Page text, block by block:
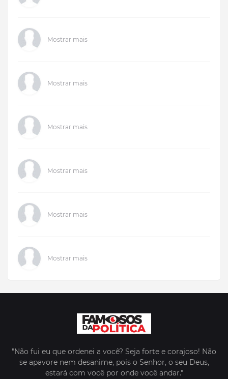
Mostrar mais
Mostrar mais
Mostrar mais
Mostrar mais
Mostrar mais
Mostrar mais
"Não fui eu que ordenei a você? Seja forte e corajoso! Não
se apavore nem desanime, pois o Senhor, o seu Deus,
estará com você por onde você andar."